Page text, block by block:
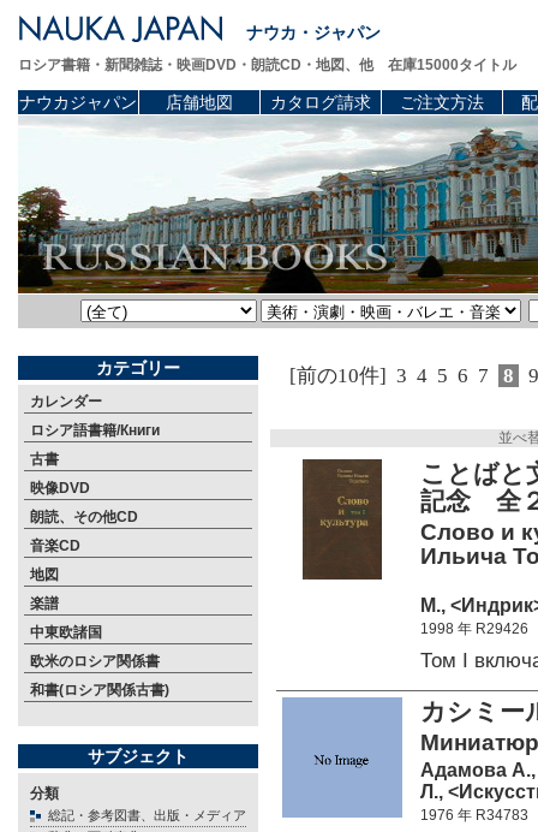
ナウカ・ジャパン
ロシア書籍・新聞雑誌・映画DVD・朗読CD・地図、他 在庫15000タイトル
ナウカジャパン 店舗地図 カタログ請求 ご注文方法
カテゴリー
カレンダー
ロシア語書籍/Книги
古書
映像DVD
朗読、その他CD
音楽CD
地図
楽譜
中東欧諸国
欧米のロシア関係書
和書(ロシア関係古書)
サブジェクト
分類
総記・参考図書、出版・メディア
[前の10件] 3 4 5 6 7 8 9
並べ
ことば
記念 全
Слово и
Ильича
М.,
1998 年 R29426
Том I
カシミー
Адамова А.,
Л.,
1976 年 R34783